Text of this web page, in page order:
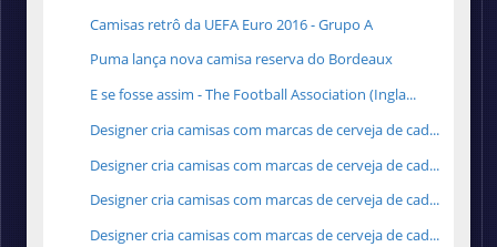
Camisas retrô da UEFA Euro 2016 - Grupo A
Puma lança nova camisa reserva do Bordeaux
E se fosse assim - The Football Association (Ingla...
Designer cria camisas com marcas de cerveja de cad...
Designer cria camisas com marcas de cerveja de cad...
Designer cria camisas com marcas de cerveja de cad...
Designer cria camisas com marcas de cerveja de cad...